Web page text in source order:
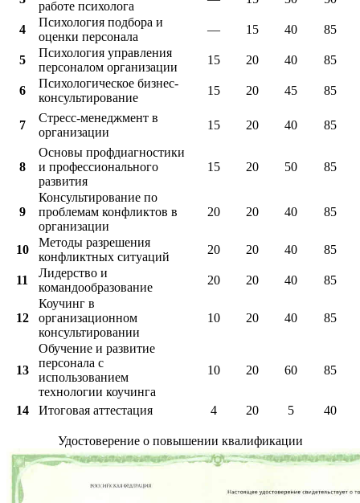
работе психолога
4
Психология подбора и
оценки персонала
— 15 40 85
5
Психология управления
персоналом организации
15 20 40 85
6
Психологическое бизнес-
консультирование
15 20 45 85
7
Стресс-менеджмент в
организации
15 20 40 85
8
Основы профдиагностики
и профессионального
развития
15 20 50 85
9
Консультирование по
проблемам конфликтов в
организации
20 20 40 85
10
Методы разрешения
конфликтных ситуаций
20 20 40 85
11
Лидерство и
командообразование
20 20 40 85
12
Коучинг в
организационном
консультировании
10 20 40 85
13
Обучение и развитие
персонала с
использованием
технологии коучинга
10 20 60 85
14 Итоговая аттестация 4 20 5 40
Удостоверение о повышении квалификации